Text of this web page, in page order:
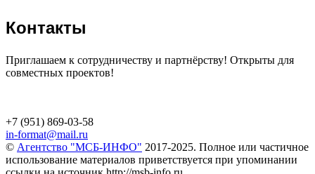
Контакты
Приглашаем к сотрудничеству и партнёрству! Открыты для
совместных проектов!
+7 (951) 869-03-58
in-format@mail.ru
© Агентство "МСБ-ИНФО" 2017-2025. Полное или частичное
использование материалов приветствуется при упоминании